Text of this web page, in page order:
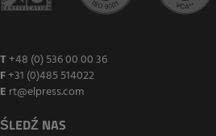
T +48 (0) 536 00 00 36
F+31 (0)485 514022
E rt@elpress.com
ŚLEDŹ NAS